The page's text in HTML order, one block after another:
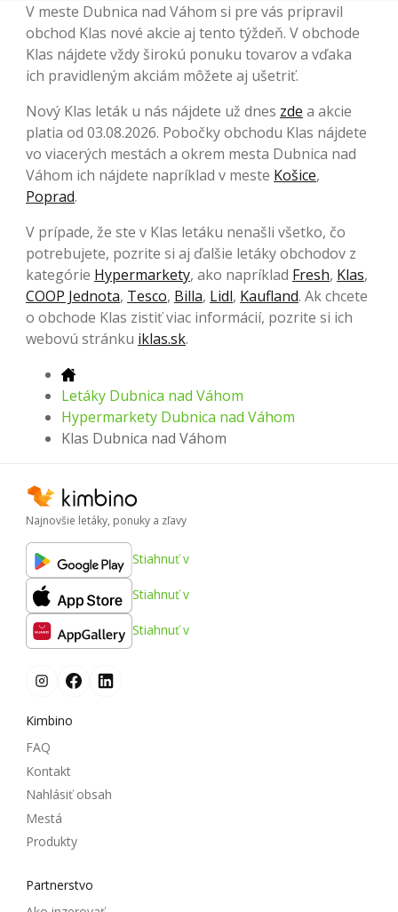
V meste Dubnica nad Váhom si pre vás pripravil
obchod Klas nové akcie aj tento týždeň. V obchode
Klas nájdete vždy širokú ponuku tovarov a vďaka
ich pravidleným akciám môžete aj ušetriť.
Nový Klas leták u nás nájdete už dnes zde a akcie
platia od 03.08.2026. Pobočky obchodu Klas nájdete
vo viacerých mestách a okrem mesta Dubnica nad
Váhom ich nájdete napríklad v meste Košice,
Poprad.
V prípade, že ste v Klas letáku nenašli všetko, čo
potrebujete, pozrite si aj ďalšie letáky obchodov z
kategórie Hypermarkety, ako napríklad Fresh, Klas,
COOP Jednota, Tesco, Billa, Lidl, Kaufland. Ak chcete
o obchode Klas zistiť viac informácií, pozrite si ich
webovú stránku iklas.sk.
Letáky Dubnica nad Váhom
Hypermarkety Dubnica nad Váhom
Klas Dubnica nad Váhom
Najnovšie letáky, ponuky a zľavy
Stiahnuť v
Stiahnuť v
Stiahnuť v
Kimbino
FAQ
Kontakt
Nahlásiť obsah
Mestá
Produkty
Partnerstvo